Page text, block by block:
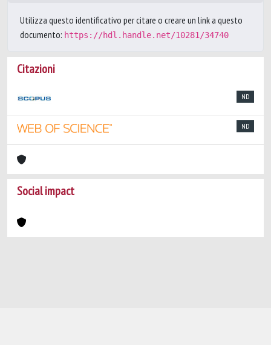
Utilizza questo identificativo per citare o creare un link a questo
documento: https://hdl.handle.net/10281/34740
Citazioni
ND
ND
Social impact